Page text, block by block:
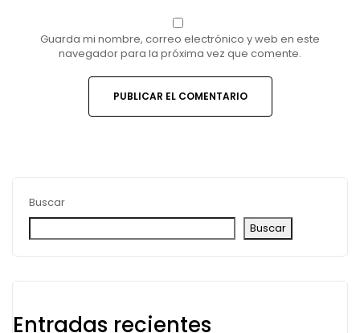
Buscar
Buscar
Entradas recientes
Guarda mi nombre, correo electrónico y web en este
navegador para la próxima vez que comente.